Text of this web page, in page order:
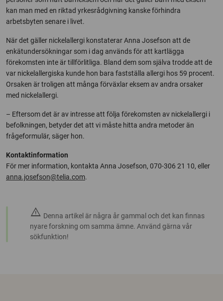
kan man med en riktad yrkesrådgivning kanske förhindra
arbetsbyten senare i livet.
När det gäller nickelallergi konstaterar Anna Josefson att de
enkätundersökningar som i dag används för att kartlägga
förekomsten inte är tillförlitliga. Bland dem som själva trodde att de
var nickelallergiska kunde hon bara fastställa allergi hos 59 procent.
Orsaken är troligen att många förväxlar eksem av andra orsaker
med nickelallergi.
– Eftersom det är av intresse att följa förekomsten av nickelallergi i
befolkningen, betyder det att vi måste hitta andra metoder än
frågeformulär, säger hon.
Kontaktinformation
För mer information, kontakta Anna Josefson, 070-306 21 10, eller
anna.josefson@telia.com.
warning Denna artikel är några år gammal och det kan finnas
nyare forskning om samma ämne. Använd gärna vår
sökfunktion!